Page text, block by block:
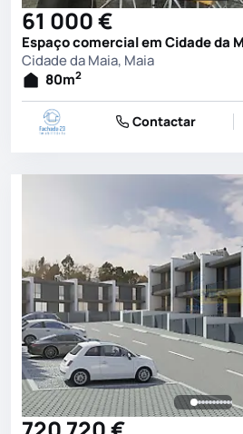
61 000 €
Espaço comercial em Cidade da
Cidade da Maia, Maia
80m2
Contactar